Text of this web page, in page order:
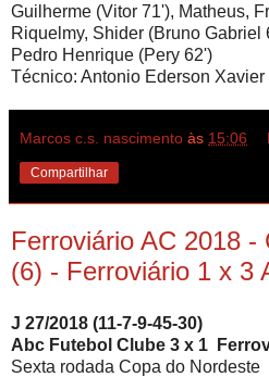
Guilherme (Vitor 71'), Matheus,
Riquelmy, Shider (Bruno
Pedro Henrique (Pery 62')
Técnico: Antonio Ederson Xavier
Marcos c.s. nascimento às 15:06
Compartilhar
Ferroviário AC 2018 -
(6) - Ferroviário 1 x 3
J 27/2018 (11-7-9-45-30)
Abc Futebol Clube 3 x 1
Sexta rodada Copa do Nordeste